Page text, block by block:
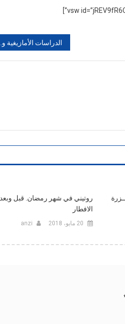
روتيني في شهر رمضان. قبل وبعد
الافطار
20 مايو، 2018 anzi